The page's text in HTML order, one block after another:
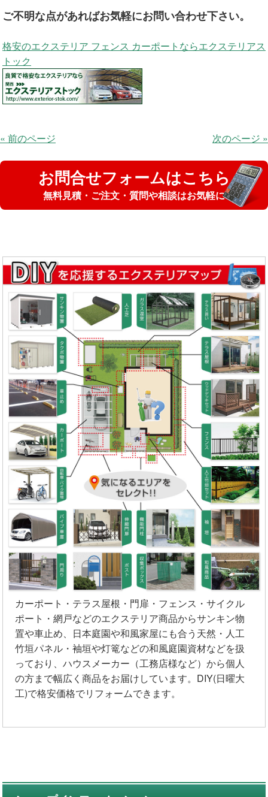
ご不明な点があればお気軽にお問い合わせ下さい。
格安のエクステリア フェンス カーポートならエクステリアス
トック
« 前のページ 次のページ »
お問合せフォームはこちら
無料見積・ご注文・質問や相談はお気軽に
カーポート・テラス屋根・門扉・フェンス・サイクル
ポート・網戸などのエクステリア商品からサンキン物
置や車止め、日本庭園や和風家屋にも合う天然・人工
竹垣パネル・袖垣や灯篭などの和風庭園資材などを扱
っており、ハウスメーカー（工務店様など）から個人
の方まで幅広く商品をお届けしています。DIY(日曜大
工)で格安価格でリフォームできます。